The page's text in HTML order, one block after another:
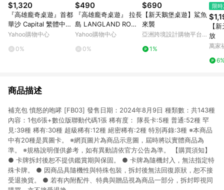
$1,320
『高雄龐奇桌遊』首都
華沙 Capital 繁體中文
版 正版桌上遊戲專賣店
Yahoo購物中心
0%
$490
『高雄龐奇桌遊』 拉長
島 LANGLAND ROM
ME 繁體中文版 正版桌
Yahoo購物中心
0%
$690
【新天鵝堡桌遊】鯊魚
來襲
亞洲跨境設計購物平台
1%
限
【
放
萬家
商品描述
補充包 憤怒的咆哮 [FB03] 發售日期：2024年8月9日 種類數：共143種
內容：1包6張+數位版聯動代碼1張 稀有度： 隊長卡:5種 普通:52種 罕
見:39種 稀有:30種 超級稀有:12種 絕密稀有:2種 特別再錄:3種 ※本商品
中有20種是異圖卡。 ※網頁圖片為商品示意圖，屆時將以實體商品為
準。 ※規格說明僅供參考，如有異動請依官方公告為準。 【購買須知】
● 卡牌拆封後恕不提供鑑賞期與保固。 ● 卡牌為隨機封入，無法指定特
殊卡牌。 ● 因商品具隨機性與特殊包裝，拆封後無法回復原狀，恕不接
受退換貨。 ● 若有內附配件、特典與贈品視為商品一部分，拆封即視同